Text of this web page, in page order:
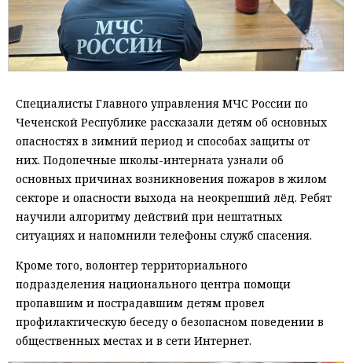
Специалисты Главного управления МЧС России по
Чеченской Республике рассказали детям об основных
опасностях в зимний период и способах защиты от
них. Подопечные школы-интерната узнали об
основных причинах возникновения пожаров в жилом
секторе и опасности выхода на неокрепший лёд. Ребят
научили алгоритму действий при нештатных
ситуациях и напомнили телефоны служб спасения.
Кроме того, волонтер территориального
подразделения национального центра помощи
пропавшим и пострадавшим детям провел
профилактическую беседу о безопасном поведении в
общественных местах и в сети Интернет.